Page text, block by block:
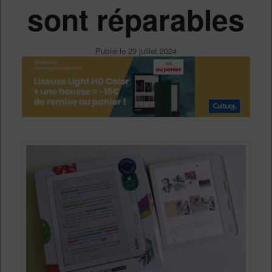
sont réparables
Publié le 29 juillet 2024